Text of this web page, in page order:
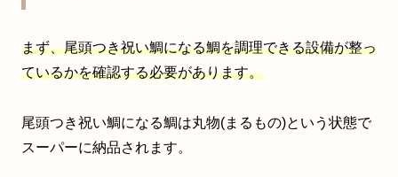
まず、尾頭つき祝い鯛になる鯛を調理できる設備が整っ
ているかを確認する必要があります。
尾頭つき祝い鯛になる鯛は丸物(まるもの)という状態で
スーパーに納品されます。